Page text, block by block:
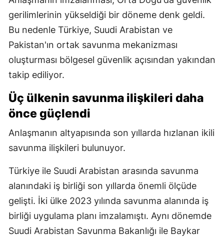
gerilimlerinin yükseldiği bir döneme denk geldi.
Bu nedenle Türkiye, Suudi Arabistan ve
Pakistan'ın ortak savunma mekanizması
oluşturması bölgesel güvenlik açısından yakından
takip ediliyor.
Üç ülkenin savunma ilişkileri daha
önce güçlendi
Anlaşmanın altyapısında son yıllarda hızlanan ikili
savunma ilişkileri bulunuyor.
Türkiye ile Suudi Arabistan arasında savunma
alanındaki iş birliği son yıllarda önemli ölçüde
gelişti. İki ülke 2023 yılında savunma alanında iş
birliği uygulama planı imzalamıştı. Aynı dönemde
Suudi Arabistan Savunma Bakanlığı ile Baykar